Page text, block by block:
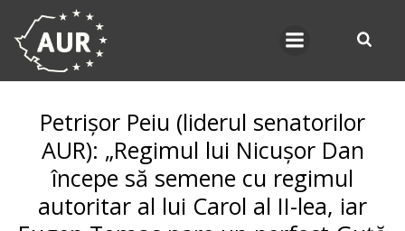
Petrișor Peiu (liderul senatorilor
AUR): „Regimul lui Nicușor Dan
începe să semene cu regimul
autoritar al lui Carol al II-lea, iar